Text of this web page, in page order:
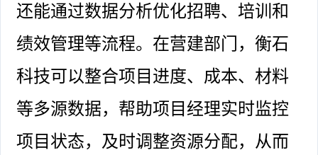
还能通过数据分析优化招聘、培训和
绩效管理等流程。在营建部门，衡石
科技可以整合项目进度、成本、材料
等多源数据，帮助项目经理实时监控
项目状态，及时调整资源分配，从而